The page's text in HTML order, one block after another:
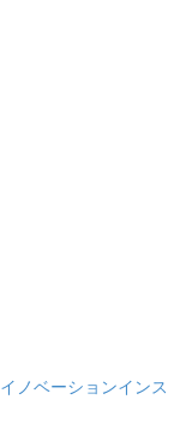
イノベーションインス